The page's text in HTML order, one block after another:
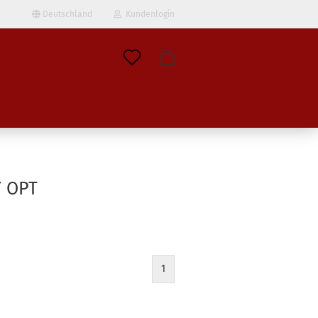
Deutschland Kundenlogin
vergessen?
OPT
1